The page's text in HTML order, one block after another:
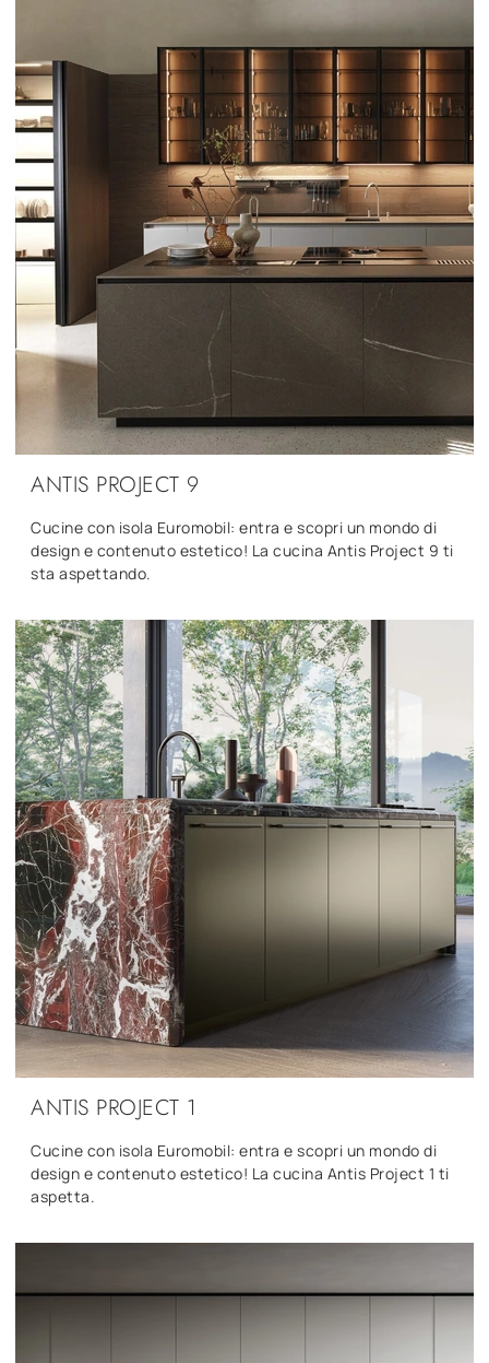
ANTIS PROJECT 9
Cucine con isola Euromobil: entra e scopri un mondo di
design e contenuto estetico! La cucina Antis Project 9 ti
sta aspettando.
ANTIS PROJECT 1
Cucine con isola Euromobil: entra e scopri un mondo di
design e contenuto estetico! La cucina Antis Project 1 ti
aspetta.